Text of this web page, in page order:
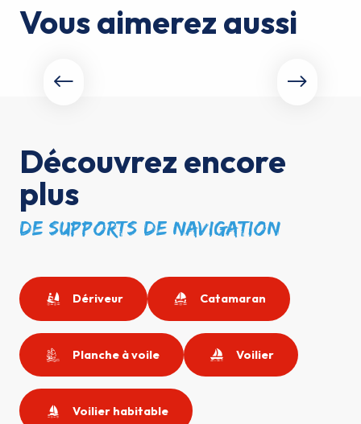
Vous aimerez aussi
Découvrez encore
plus
de supports de navigation
Dériveur Catamaran
Planche à voile Voilier
Voilier habitable